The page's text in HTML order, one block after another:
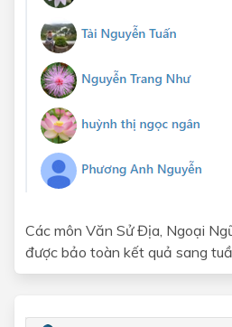
Các môn Văn Sử Địa, Ngoại
được bảo toàn kết quả sang